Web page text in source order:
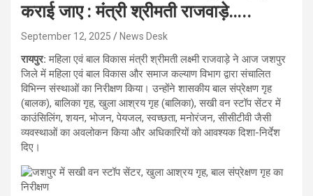
कराई जाए : मंत्री श्रीमती राजवाड़े…..
September 12, 2025 News Desk
रायपुर:महिला एवं बाल विकास मंत्री श्रीमती लक्ष्मी राजवाड़े ने आज जशपुर
जिले में महिला एवं बाल विकास और समाज कल्याण विभाग द्वारा संचालित
विभिन्न संस्थाओं का निरीक्षण किया। उन्होंने शासकीय बाल संप्रेक्षण गृह
(बालक), बालिका गृह, खुला आश्रय गृह (बालिका), सखी वन स्टॉप सेंटर में
काउंसिलिंग, शयन, भोजन, पेयजल, स्वच्छता, मनोरंजन, सीसीटीवी जैसी
व्यवस्थाओं का अवलोकन किया और अधिकारियों को आवश्यक दिशा-निर्देश
दिए।